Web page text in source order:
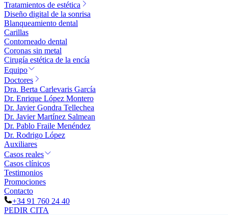
Tratamientos de estética
Diseño digital de la sonrisa
Blanqueamiento dental
Carillas
Contorneado dental
Coronas sin metal
Cirugía estética de la encía
Equipo
Doctores
Dra. Berta Carlevaris García
Dr. Enrique López Montero
Dr. Javier Gondra Tellechea
Dr. Javier Martínez Salmean
Dr. Pablo Fraile Menéndez
Dr. Rodrigo López
Auxiliares
Casos reales
Casos clínicos
Testimonios
Promociones
Contacto
+34 91 760 24 40
PEDIR CITA